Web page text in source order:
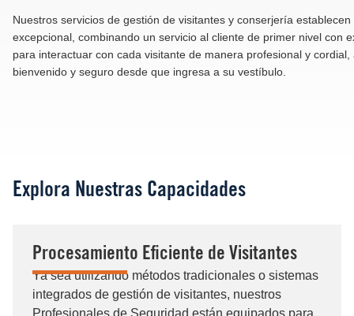
Nuestros servicios de gestión de visitantes y conserjería
excepcional, combinando un servicio al cliente de primer nivel con
para interactuar con cada visitante de manera profesional y
bienvenido y seguro desde que ingresa a su vestíbulo.
Explora Nuestras Capacidades
Procesamiento Eficiente de Visitantes
Ya sea utilizando métodos tradicionales o sistemas
integrados de gestión de visitantes, nuestros